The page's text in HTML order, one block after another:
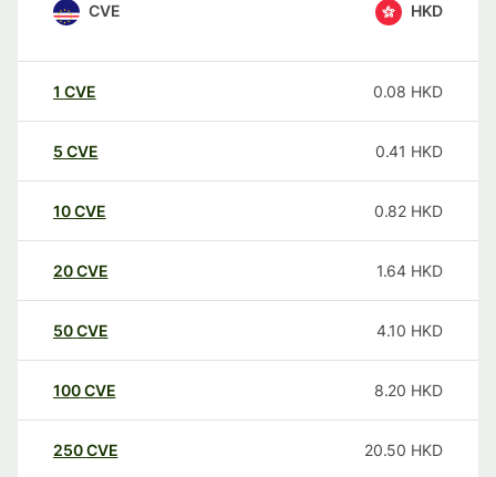
CVE HKD
1 CVE 0.08 HKD
5 CVE 0.41 HKD
10CVE 0.82 HKD
20CVE 1.64 HKD
50CVE 4.10 HKD
100CVE 8.20 HKD
250CVE 20.50 HKD